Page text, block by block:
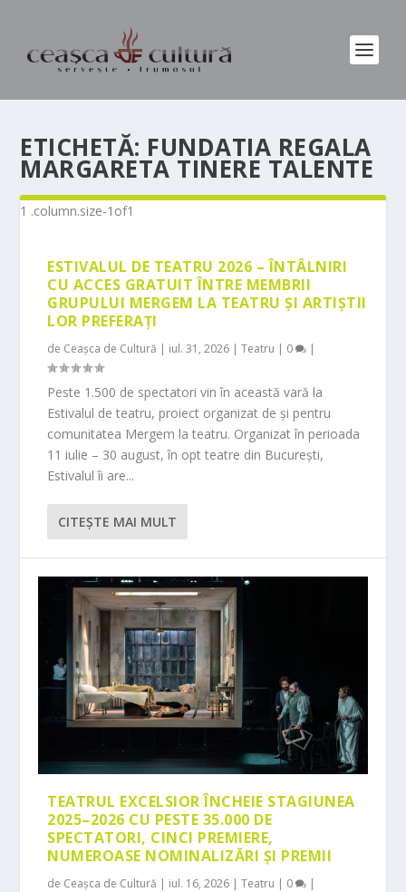
ETICHETĂ: FUNDATIA REGALA
MARGARETA TINERE TALENTE
ESTIVALUL DE TEATRU 2026 – ÎNTÂLNIRI
CU ACCES GRATUIT ÎNTRE MEMBRII
GRUPULUI MERGEM LA TEATRU ȘI ARTIȘTII
LOR PREFERAȚI
de Ceașca de Cultură | iul. 31, 2026 |Teatru | 0 |
Peste 1.500 de spectatori vin în această vară la
Estivalul de teatru, proiect organizat de și pentru
comunitatea Mergem la teatru. Organizat în perioada
11 iulie – 30 august, în opt teatre din București,
Estivalul îi are...
CITEŞTE MAI MULT
TEATRUL EXCELSIOR ÎNCHEIE STAGIUNEA
2025–2026 CU PESTE 35.000 DE
SPECTATORI, CINCI PREMIERE,
NUMEROASE NOMINALIZĂRI ȘI PREMII
de Ceașca de Cultură | iul. 16, 2026 |Teatru | 0 |